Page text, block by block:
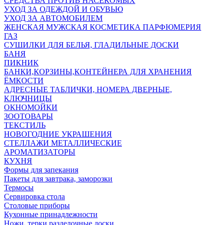
УХОД ЗА ОДЕЖДОЙ И ОБУВЬЮ
УХОД ЗА АВТОМОБИЛЕМ
ЖЕНСКАЯ МУЖСКАЯ КОСМЕТИКА ПАРФЮМЕРИЯ
ГАЗ
СУШИЛКИ ДЛЯ БЕЛЬЯ, ГЛАДИЛЬНЫЕ ДОСКИ
БАНЯ
ПИКНИК
БАНКИ,КОРЗИНЫ,КОНТЕЙНЕРА ДЛЯ ХРАНЕНИЯ
ЁМКОСТИ
АДРЕСНЫЕ ТАБЛИЧКИ, НОМЕРА ДВЕРНЫЕ,
КЛЮЧНИЦЫ
ОКНОМОЙКИ
ЗООТОВАРЫ
ТЕКСТИЛЬ
НОВОГОДНИЕ УКРАШЕНИЯ
СТЕЛЛАЖИ МЕТАЛЛИЧЕСКИЕ
АРОМАТИЗАТОРЫ
КУХНЯ
Формы для запекания
Пакеты для завтрака, заморозки
Термосы
Сервировка стола
Столовые приборы
Кухонные принадлежности
Ножи, терки,разделочные доски